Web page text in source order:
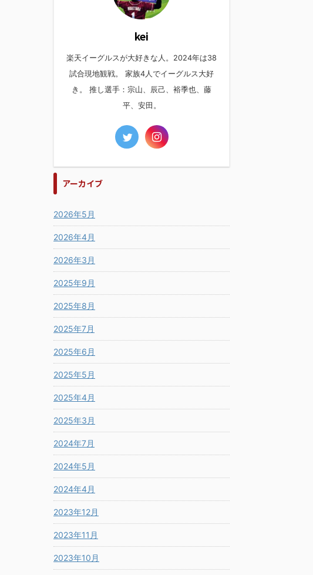
kei
楽天イーグルスが大好きな人。2024年は38
試合現地観戦。 家族4人でイーグルス大好
き。 推し選手：宗山、辰己、裕季也、藤
平、安田。
アーカイブ
2026年5月
2026年4月
2026年3月
2025年9月
2025年8月
2025年7月
2025年6月
2025年5月
2025年4月
2025年3月
2024年7月
2024年5月
2024年4月
2023年12月
2023年11月
2023年10月